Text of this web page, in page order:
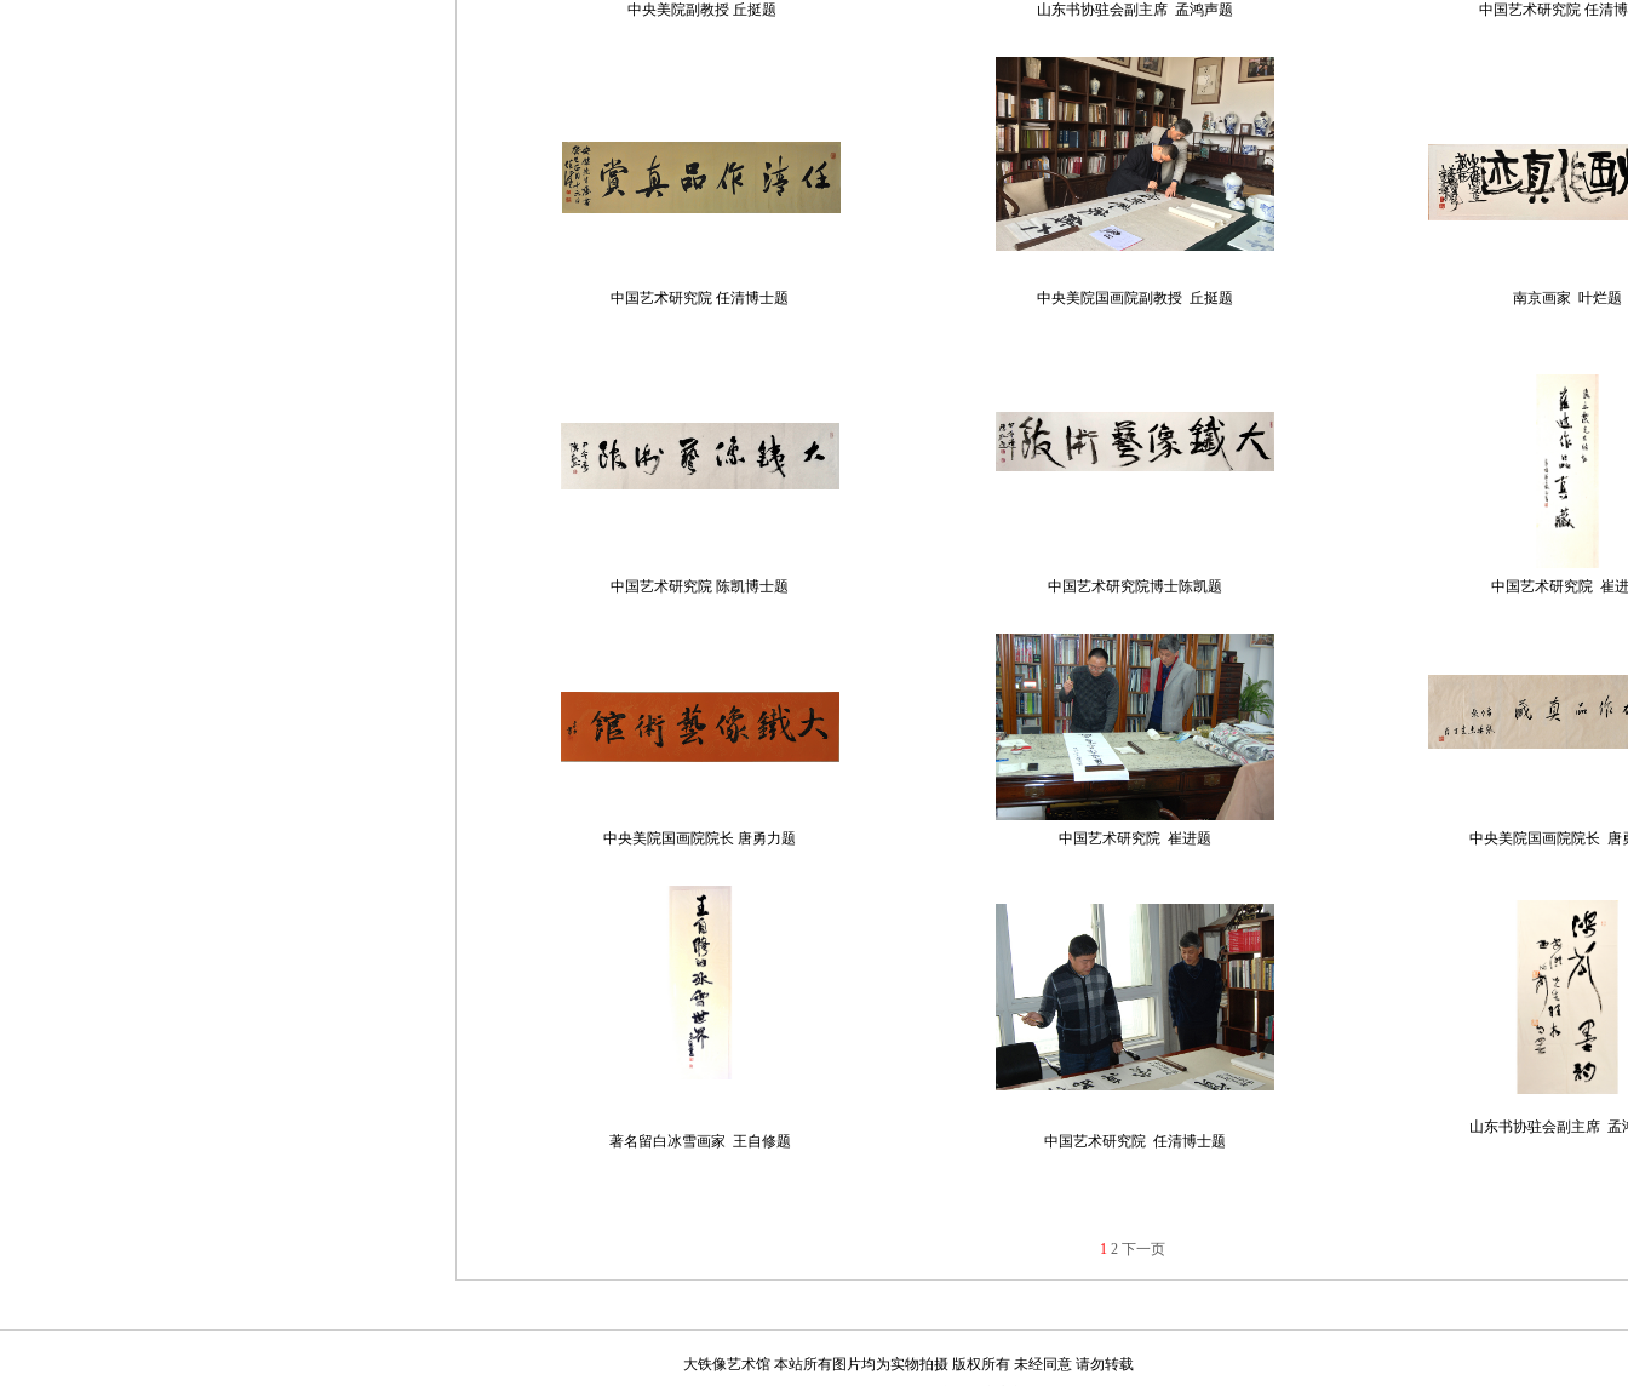
中央美院副教授 丘挺题 山东书协驻会副主席 孟鸿声题 中国艺术研究院 任清
中国艺术研究院 任清博士题 中央美院国画院副教授 丘挺题 南京画家 叶烂题
中国艺术研究院 陈凯博士题 中国艺术研究院博士陈凯题 中国艺术研究院 崔
中央美院国画院院长 唐勇力题 中国艺术研究院 崔进题 中央美院国画院院长 唐
著名留白冰雪画家 王自修题 中国艺术研究院 任清博士题
山东书协驻会副主席 孟
1 2 下一页
大铁像艺术馆 本站所有图片均为实物拍摄 版权所有 未经同意 请勿转载